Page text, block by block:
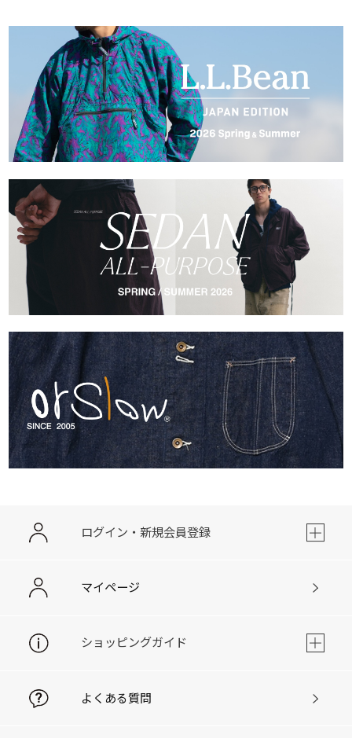
ログイン・新規会員登録
マイページ
ショッピングガイド
よくある質問